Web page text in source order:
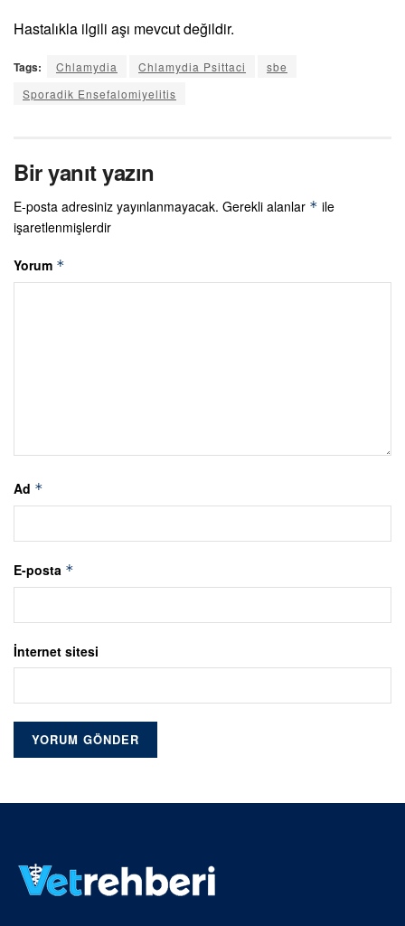
Hastalıkla ilgili aşı mevcut değildir.
Tags: Chlamydia Chlamydia Psittaci
sbe
Sporadik Ensefalomiyelitis
Bir yanıt yazın
E-posta adresiniz yayınlanmayacak. Gerekli alanlar * ile
işaretlenmişlerdir
Yorum *
Ad *
E-posta *
İnternet sitesi